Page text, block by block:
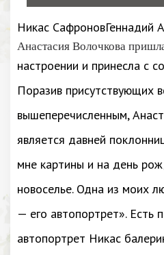
Никас СафроновГеннадий
Анастасия Волочкова
настроении и принесла с
Поразив присутствующих
вышеперечисленным,
является давней
мне картины и на день
новоселье. Одна из моих
— его автопортрет». Есть
автопортрет Никас